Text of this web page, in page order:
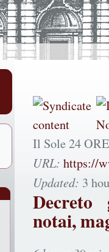
Il Sole 24
URL: https://
Updated: 3
Decreto
notai,